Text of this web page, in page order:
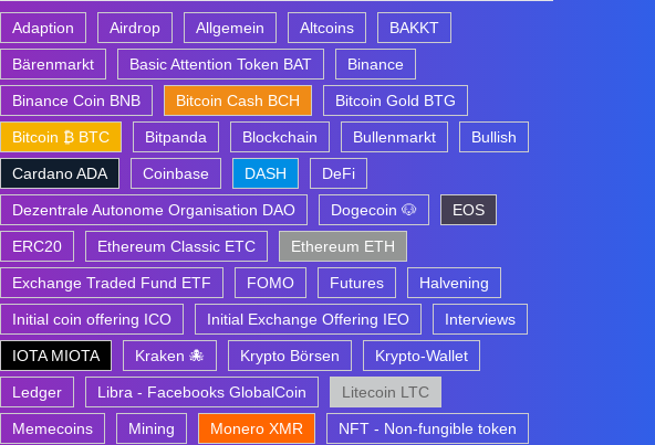
Adaption Airdrop Allgemein Altcoins BAKKT
Bärenmarkt Basic Attention Token BAT Binance
Binance Coin BNB Bitcoin Cash BCH Bitcoin Gold BTG
Bitcoin ₿ BTC Bitpanda Blockchain Bullenmarkt Bullish
Cardano ADA Coinbase DASH DeFi
Dezentrale Autonome Organisation DAO Dogecoin 🐶 EOS
ERC20 Ethereum Classic ETC Ethereum ETH
Exchange Traded Fund ETF FOMO Futures Halvening
Initial coin offering ICO Initial Exchange Offering IEO Interviews
IOTA MIOTA Kraken 🐙 Krypto Börsen Krypto-Wallet
Ledger Libra - Facebooks GlobalCoin Litecoin LTC
Memecoins Mining Monero XMR NFT - Non-fungible token